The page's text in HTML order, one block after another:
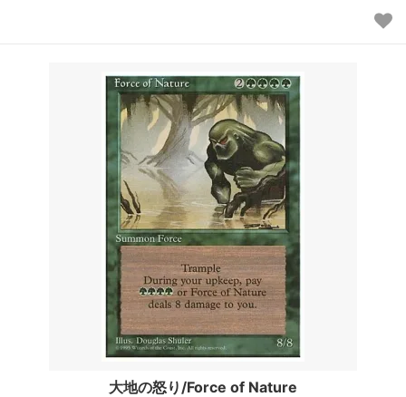
大地の怒り/Force of Nature